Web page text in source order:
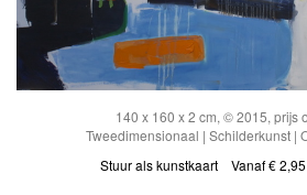
140 x 160 x 2 cm, © 2015, prijs
Tweedimensionaal | Schilderkunst |
Stuur als kunstkaart Vanaf €